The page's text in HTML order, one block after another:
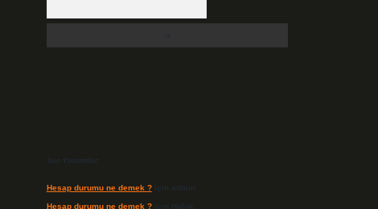
Son Yorumlar
Hesap durumu ne demek ?için admin
Hesap durumu ne demek ?için Haluk